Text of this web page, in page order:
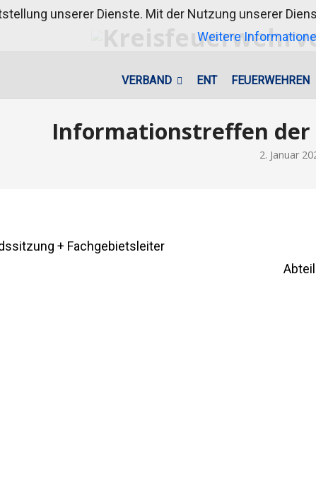
VERBAND ENT FEUERWEHREN
Informationstreffen der
2. Januar
+ Fachgebietsleiter
unserer Dienste. Mit der Nutzung unserer
Weitere